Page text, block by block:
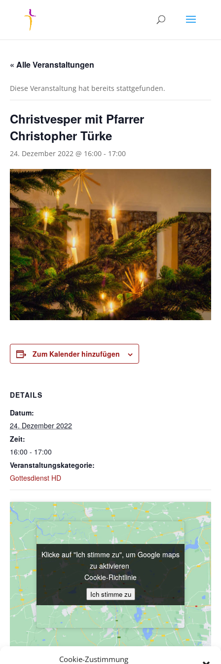
Cookie-Zustimmung
« Alle Veranstaltungen
Diese Veranstaltung hat bereits stattgefunden.
Christvesper mit Pfarrer
Christopher Türke
24. Dezember 2022 @ 16:00 - 17:00
Zum Kalender hinzufügen
DETAILS
Datum:
24. Dezember 2022
Zeit:
16:00 - 17:00
Veranstaltungskategorie:
Gottesdienst HD
Klicke auf "Ich stimme zu", um Google maps
zu aktivieren
Cookie-Richtlinie
Ich stimme zu
Klicke auf "Ich stimme zu", um Google maps
zu aktivieren
Cookie-Richtlinie
Ich stimme zu